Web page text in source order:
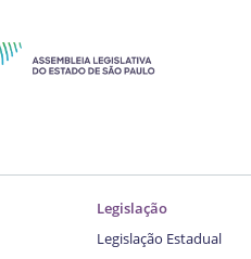
Legislação
Legislação Estadual